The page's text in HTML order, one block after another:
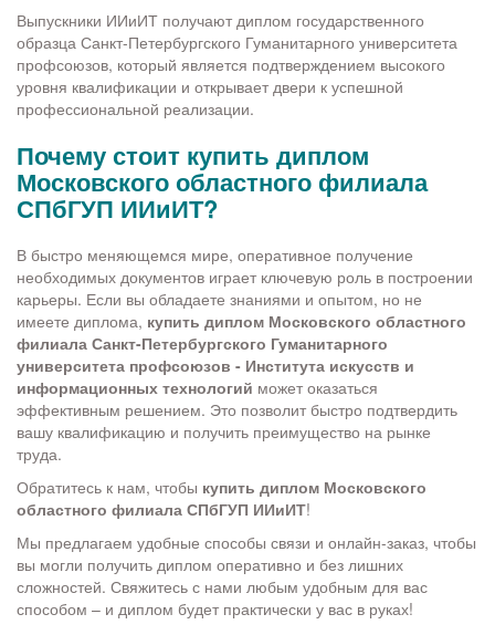
Выпускники ИИиИТ получают диплом государственного
образца Санкт-Петербургского Гуманитарного университета
профсоюзов, который является подтверждением высокого
уровня квалификации и открывает двери к успешной
профессиональной реализации.
Почему стоит купить диплом
Московского областного филиала
СПбГУП ИИиИТ?
В быстро меняющемся мире, оперативное получение
необходимых документов играет ключевую роль в построении
карьеры. Если вы обладаете знаниями и опытом, но не
имеете диплома, купить диплом Московского областного
филиала Санкт-Петербургского Гуманитарного
университета профсоюзов - Института искусств и
информационных технологий может оказаться
эффективным решением. Это позволит быстро подтвердить
вашу квалификацию и получить преимущество на рынке
труда.
Обратитесь к нам, чтобы купить диплом Московского
областного филиала СПбГУП ИИиИТ!
Мы предлагаем удобные способы связи и онлайн-заказ, чтобы
вы могли получить диплом оперативно и без лишних
сложностей. Свяжитесь с нами любым удобным для вас
способом – и диплом будет практически у вас в руках!